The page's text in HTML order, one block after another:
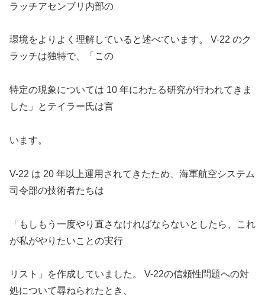
ラッチアセンブリ内部の
環境をよりよく理解していると述べています。 V-22 のク
ラッチは独特で、「この
特定の現象については 10 年にわたる研究が行われてきま
した」とテイラー氏は言
います。
V-22 は 20 年以上運用されてきたため、海軍航空システム
司令部の技術者たちは
「もしもう一度やり直さなければならないとしたら、これ
が私がやりたいことの実行
リスト」を作成していました。 V-22の信頼性問題への対
処について尋ねられたとき、